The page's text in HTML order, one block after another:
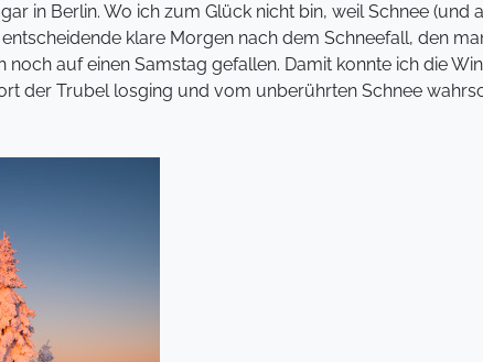
in Berlin. Wo ich zum Glück nicht bin, weil Schnee (und
klare Morgen nach dem Schneefall, den
noch auf einen Samstag gefallen. Damit konnte ich die
der Trubel losging und vom unberührten Schnee